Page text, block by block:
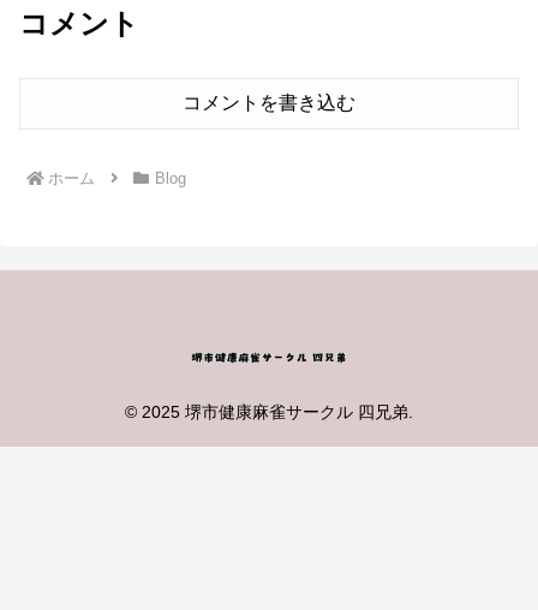
コメント
コメントを書き込む
ホーム Blog
© 2025 堺市健康麻雀サークル 四兄弟.